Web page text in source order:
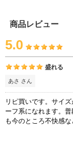
商品レビュー
5.0
盛れる
あさ さん
リピ買いです。サイ
ーフ系になれます。
も今のところ不快感な